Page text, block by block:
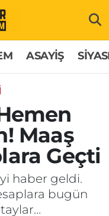
ASAYİŞ
Maaş
Geçti
haber geldi.
bugün
Haritası
ve Fikstür